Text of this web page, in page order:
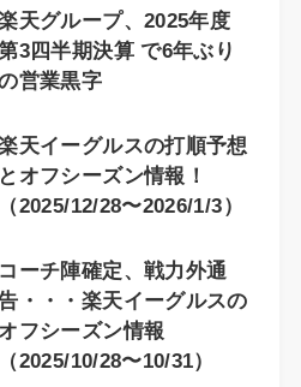
天グループ、2025年度
3四半期決算 で6年ぶり
営業黒字
天イーグルスの打順予想
とオフシーズン情報！
（2025/12/28〜2026/1/3）
コーチ陣確定、戦力外通
・・・楽天イーグルスの
オフシーズン情報
（2025/10/28〜10/31）